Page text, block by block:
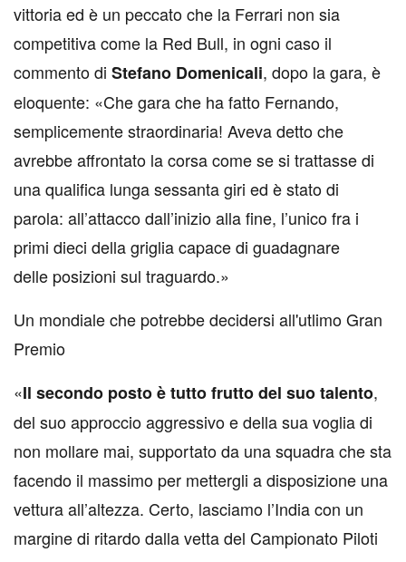
vittoria ed è un peccato che la Ferrari non sia
competitiva come la Red Bull, in ogni caso il
commento di Stefano Domenicali, dopo la gara, è
eloquente: «Che gara che ha fatto Fernando,
semplicemente straordinaria! Aveva detto che
avrebbe affrontato la corsa come se si trattasse di
una qualifica lunga sessanta giri ed è stato di
parola: all’attacco dall’inizio alla fine, l’unico fra i
primi dieci della griglia capace di guadagnare
delle posizioni sul traguardo.»
Un mondiale che potrebbe decidersi all'utlimo Gran
Premio
«Il secondo posto è tutto frutto del suo talento,
del suo approccio aggressivo e della sua voglia di
non mollare mai, supportato da una squadra che sta
facendo il massimo per mettergli a disposizione una
vettura all’altezza. Certo, lasciamo l’India con un
margine di ritardo dalla vetta del Campionato Piloti